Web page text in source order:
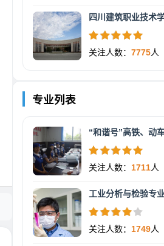
四川建筑职业技术
关注人数： 7775人
专业列表
“和谐号”高铁、动
关注人数： 1711人
工业分析与检验专
关注人数： 1749人